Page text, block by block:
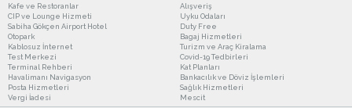
Kafe ve Restoranlar
Alışveriş
CIP ve Lounge Hizmeti
Uyku Odaları
Sabiha Gökçen Airport Hotel
Duty Free
Otopark
Bagaj Hizmetleri
Kablosuz İnternet
Turizm ve Araç Kiralama
Test Merkezi
Covid-19 Tedbirleri
Terminal Rehberi
Kat Planları
Havalimanı Navigasyon
Bankacılık ve Döviz İşlemleri
Posta Hizmetleri
Sağlık Hizmetleri
Vergi İadesi
Mescit